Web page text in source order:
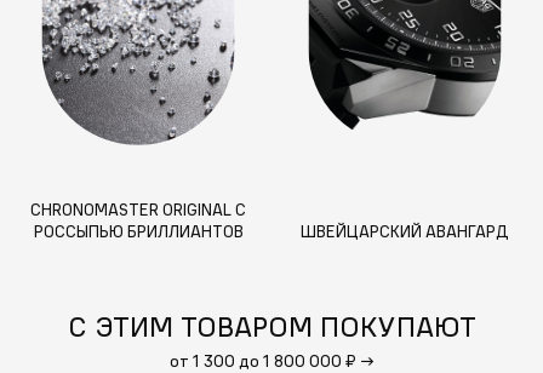
CHRONOMASTER ORIGINAL С
РОССЫПЬЮ БРИЛЛИАНТОВ
ШВЕЙЦАРСКИЙ АВАНГАРД
С ЭТИМ ТОВАРОМ ПОКУПАЮТ
от 1 300 до 1 800 000 ₽ →